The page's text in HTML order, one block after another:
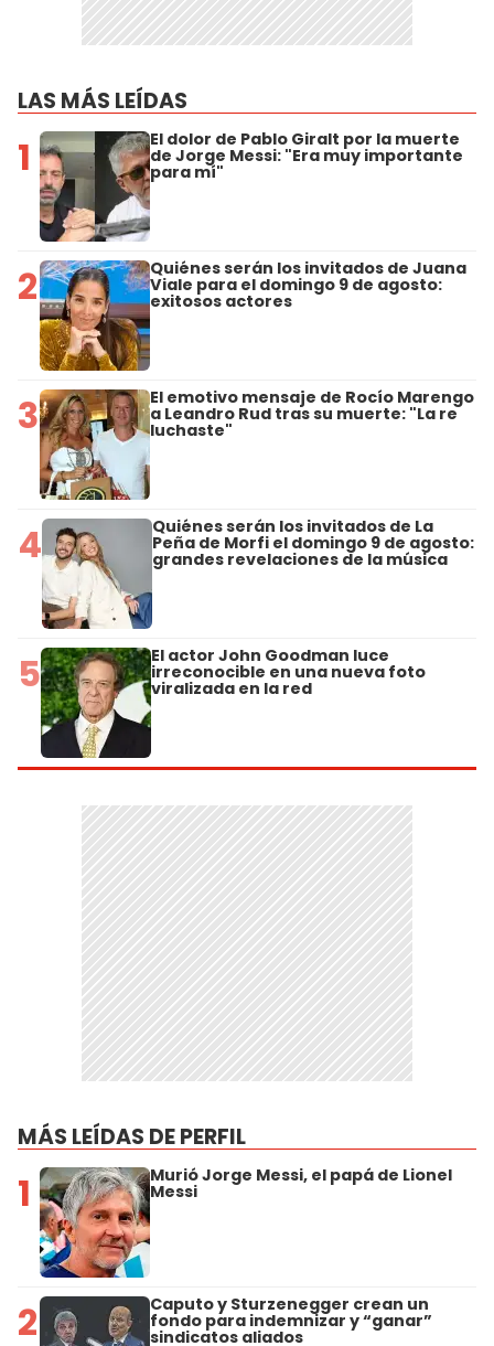
LAS MÁS LEÍDAS
1 El dolor de Pablo Giralt por la muerte
de Jorge Messi: "Era muy importante
para mí"
2 Quiénes serán los invitados de Juana
Viale para el domingo 9 de agosto:
exitosos actores
3 El emotivo mensaje de Rocío Marengo
a Leandro Rud tras su muerte: "La re
luchaste"
4 Quiénes serán los invitados de La
Peña de Morfi el domingo 9 de agosto:
grandes revelaciones de la música
5 El actor John Goodman luce
irreconocible en una nueva foto
viralizada en la red
MÁS LEÍDAS DE PERFIL
1 Murió Jorge Messi, el papá de Lionel
Messi
2 Caputo y Sturzenegger crean un
fondo para indemnizar y “ganar”
sindicatos aliados